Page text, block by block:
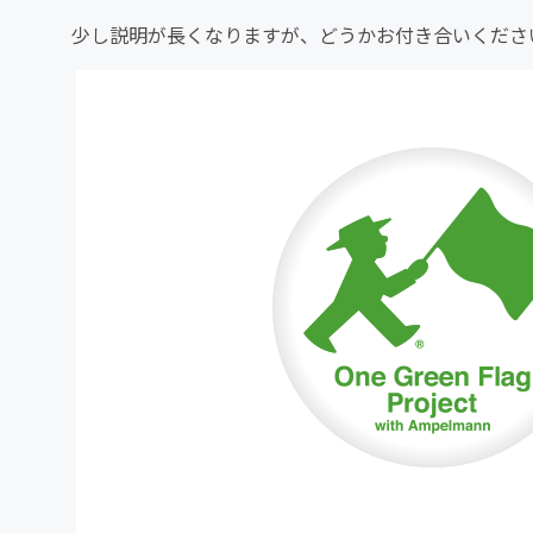
少し説明が長くなりますが、どうかお付き合いくだ